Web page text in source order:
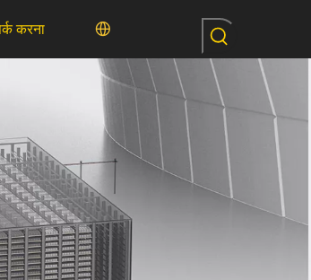
करना